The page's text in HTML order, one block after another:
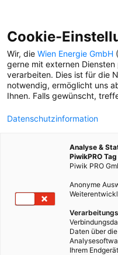
ULRICH
Cookie-
Wir, die Wien Energie GmbH
gerne mit externen
verarbeiten. Dies ist für die
notwendig, ermöglicht uns
Ihnen. Falls gewünscht,
Datenschutzinformation
Analyse &
PiwikPRO
Piwik PRO
Anonyme
Daten über
Ihrem